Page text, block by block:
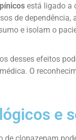
está ligado a
de dependência,
e isolam o
desses efeitos
O
e